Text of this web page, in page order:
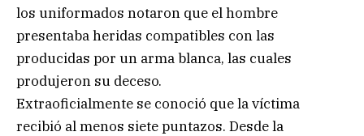
los uniformados notaron que el hombre
presentaba heridas compatibles con las
producidas por un arma blanca, las cuales
produjeron su deceso.
Extraoficialmente se conoció que la víctima
recibió al menos siete puntazos. Desde la